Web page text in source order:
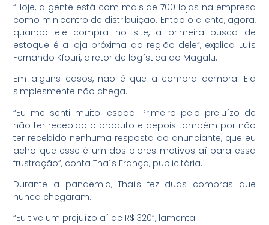
“Hoje, a gente está com mais de 700 lojas na empresa
como minicentro de distribuição. Então o cliente, agora,
quando ele compra no site, a primeira busca de
estoque é a loja próxima da região dele”, explica Luís
Fernando Kfouri, diretor de logística do Magalu.
Em alguns casos, não é que a compra demora. Ela
simplesmente não chega.
“Eu me senti muito lesada. Primeiro pelo prejuízo de
não ter recebido o produto e depois também por não
ter recebido nenhuma resposta do anunciante, que eu
acho que esse é um dos piores motivos aí para essa
frustração”, conta Thaís França, publicitária.
Durante a pandemia, Thaís fez duas compras que
nunca chegaram.
“Eu tive um prejuízo aí de R$ 320”, lamenta.